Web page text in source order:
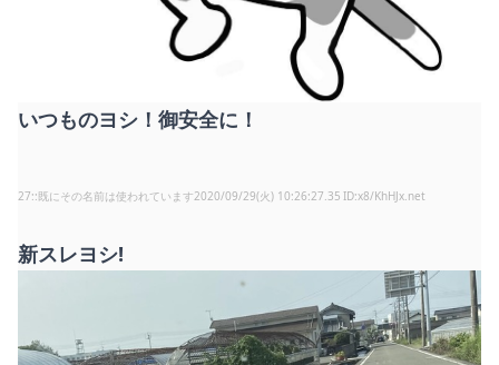
いつものヨシ！御安全に！
27: 既にその名前は使われています2020/09/29(火) 10:26:27.35 x8/KhHJx.net
新スレヨシ!